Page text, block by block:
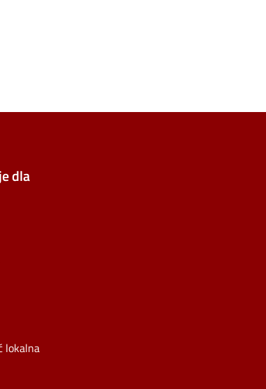
dla
lokalna